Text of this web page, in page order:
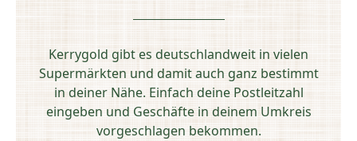
Kerrygold gibt es deutschlandweit in vielen
Supermärkten und damit auch ganz bestimmt
in deiner Nähe. Einfach deine Postleitzahl
eingeben und Geschäfte in deinem Umkreis
vorgeschlagen bekommen.